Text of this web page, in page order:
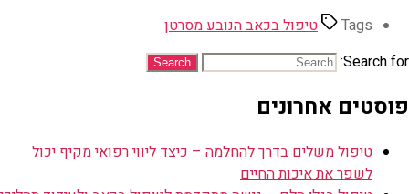
Tags
טיפול בכאב הנובע מסרטן
Search for:
פוסטים אחרונים
טיפול משלים בדרך להחלמה – כיצד ליווי רפואי מקיף יכול
לשפר את איכות החיים